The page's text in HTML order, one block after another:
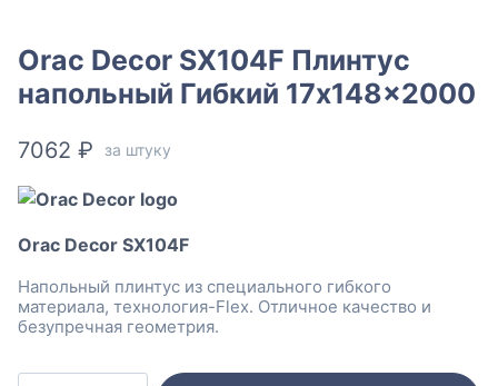
Orac Decor SX104F Плинтус
напольный Гибкий 17x148x2000
7062 ₽ за штуку
Orac Decor SX104F
Напольный плинтус из специального гибкого
материала, технология-Flex. Отличное качество и
безупречная геометрия.